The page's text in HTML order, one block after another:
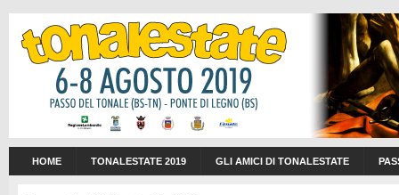
HOME TONALESTATE 2019 GLI AMICI DI TONALESTATE